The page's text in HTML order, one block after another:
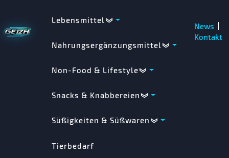
Lebensmittel
Nahrungsergänzungsmittel
Non-Food & Lifestyle
Snacks & Knabbereien
Süßigkeiten & Süßwaren
Tierbedarf
News
Kontakt